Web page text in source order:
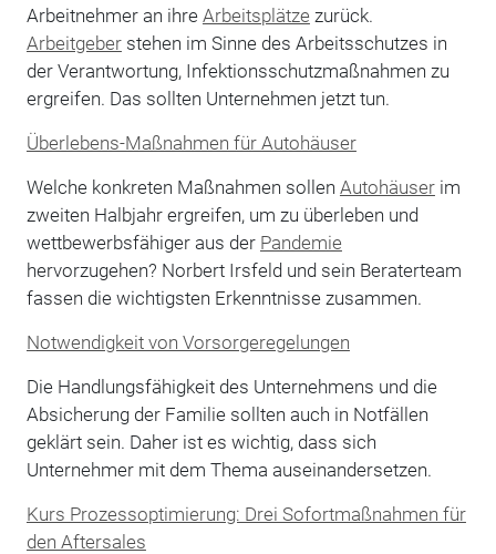
Arbeitnehmer an ihre Arbeitsplätze zurück.
Arbeitgeberstehen im Sinne des Arbeitsschutzes in
der Verantwortung, Infektionsschutzmaßnahmen zu
ergreifen. Das sollten Unternehmen jetzt tun.
Überlebens-Maßnahmen für Autohäuser
Welche konkreten Maßnahmen sollen Autohäuserim
zweiten Halbjahr ergreifen, um zu überleben und
wettbewerbsfähiger aus der Pandemie
hervorzugehen? Norbert Irsfeld und sein Beraterteam
fassen die wichtigsten Erkenntnisse zusammen.
Notwendigkeit von Vorsorgeregelungen
Die Handlungsfähigkeit des Unternehmens und die
Absicherung der Familie sollten auch in Notfällen
geklärt sein. Daher ist es wichtig, dass sich
Unternehmer mit dem Thema auseinandersetzen.
Kurs Prozessoptimierung: Drei Sofortmaßnahmen für
den Aftersales